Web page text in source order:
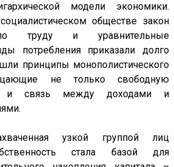
модели экономики.
обществе закон
по труду и уравнительные
потребления приказали долго
принципы монополистического
не только свободную
и связь между доходами и
узкой группой лиц
стала базой для